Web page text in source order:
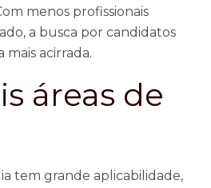
menos profissionais
a busca por candidatos
acirrada.
áreas de
tem grande aplicabilidade,